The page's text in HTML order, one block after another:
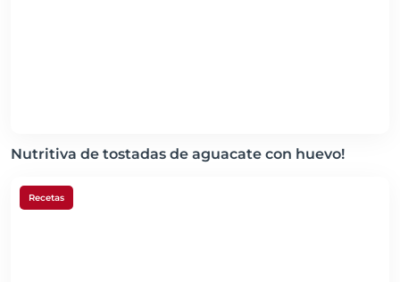
Nutritiva de tostadas de aguacate con huevo!
Recetas